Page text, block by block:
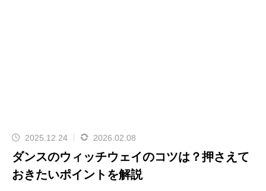
2025.12.24 2026.02.08
ダンスのウィッチウェイのコツは？押さえて
おきたいポイントを解説